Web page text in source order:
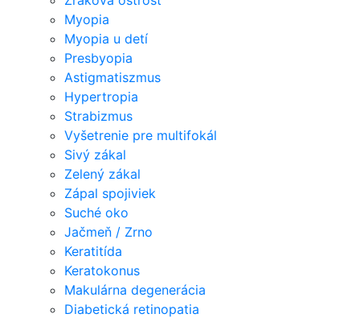
Myopia
Myopia u detí
Presbyopia
Astigmatiszmus
Hypertropia
Strabizmus
Vyšetrenie pre multifokál
Sivý zákal
Zelený zákal
Zápal spojiviek
Suché oko
Jačmeň / Zrno
Keratitída
Keratokonus
Makulárna degenerácia
Diabetická retinopatia